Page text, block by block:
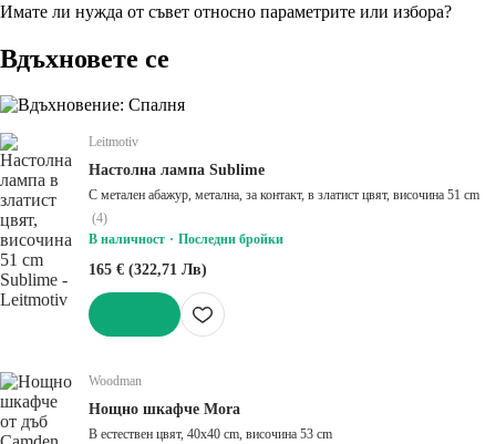
Имате ли нужда от съвет относно параметрите или избора?
Вдъхновете се
Leitmotiv
Настолна лампа Sublime
С метален абажур, метална, за контакт, в златист цвят, височина 51 cm
(4)
В наличност
Последни бройки
165 € (322,71 Лв)
Woodman
Нощно шкафче Mora
В естествен цвят, 40x40 cm, височина 53 cm